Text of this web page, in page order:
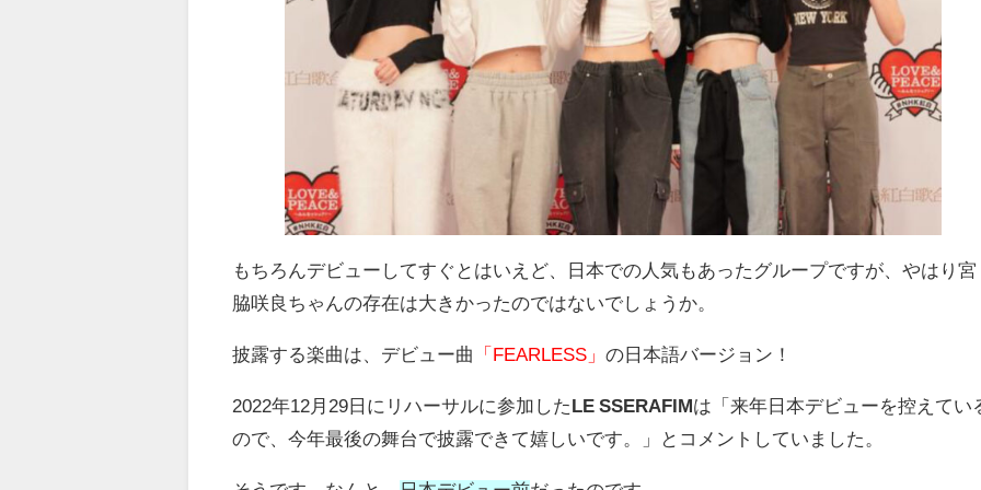
もちろんデビューしてすぐとはいえど、日本での人気もあったグループですが、やはり宮
脇咲良ちゃんの存在は大きかったのではないでしょうか。
披露する楽曲は、デビュー曲 「FEARLESS」の日本語バージョン！
2022年12月29日にリハーサルに参加したLE SSERAFIMは「来年日本デビューを控えてい
ので、今年最後の舞台で披露できて嬉しいです。」とコメントしていました。